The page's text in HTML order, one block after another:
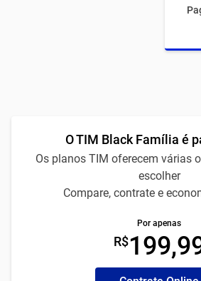
O TIM Black Família é
Os planos TIM oferecem várias
escolher
Compare, contrate e
Por apenas
R$